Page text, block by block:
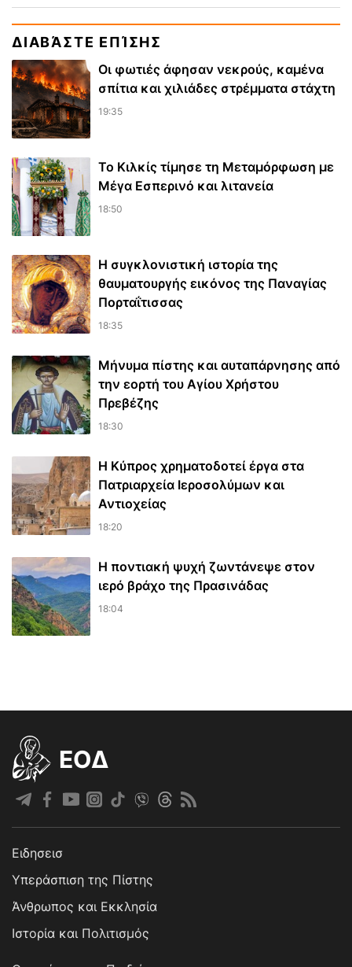
ΔΙΑΒΆΣΤΕ ΕΠΊΣΗΣ
Οι φωτιές άφησαν νεκρούς, καμένα
σπίτια και χιλιάδες στρέμματα στάχτη
19:35
Το Κιλκίς τίμησε τη Μεταμόρφωση με
Μέγα Εσπερινό και λιτανεία
18:50
Η συγκλονιστική ιστορία της
θαυματουργής εικόνος της Παναγίας
Πορταΐτισσας
18:35
Μήνυμα πίστης και αυταπάρνησης από
την εορτή του Αγίου Χρήστου
Πρεβέζης
18:30
Η Κύπρος χρηματοδοτεί έργα στα
Πατριαρχεία Ιεροσολύμων και
Αντιοχείας
18:20
Η ποντιακή ψυχή ζωντάνεψε στον
ιερό βράχο της Πρασινάδας
18:04
EOΔ
Ειδησεισ
Υπεράσπιση της Πίστης
Άνθρωπος και Εκκλησία
Ιστορία και Πολιτισμός